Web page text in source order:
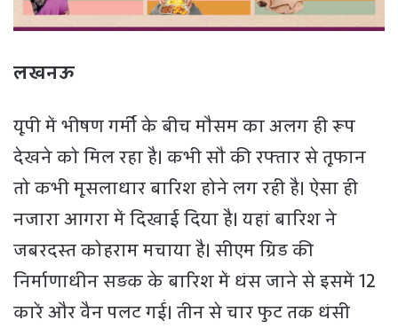
लखनऊ
यूपी में भीषण गर्मी के बीच मौसम का अलग ही रूप
देखने को मिल रहा है। कभी सौ की रफ्तार से तूफान
तो कभी मूसलाधार बारिश होने लग रही है। ऐसा ही
नजारा आगरा में दिखाई दिया है। यहां बारिश ने
जबरदस्त कोहराम मचाया है। सीएम ग्रिड की
निर्माणाधीन सड़क के बारिश में धंस जाने से इसमें 12
कारें और वैन पलट गईं। तीन से चार फुट तक धंसी